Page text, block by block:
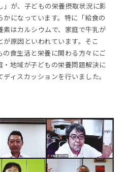
が、子どもの栄養摂取状況に影
になっています。特に「給食の
はカルシウムで、家庭で牛乳が
原因といわれています。そこ
食生活と栄養に関わる方々にご
地域が子どもの栄養問題解決に
ィスカッションを行いました。